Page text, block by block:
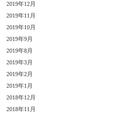
2019年12月
2019年11月
2019年10月
2019年9月
2019年8月
2019年3月
2019年2月
2019年1月
2018年12月
2018年11月